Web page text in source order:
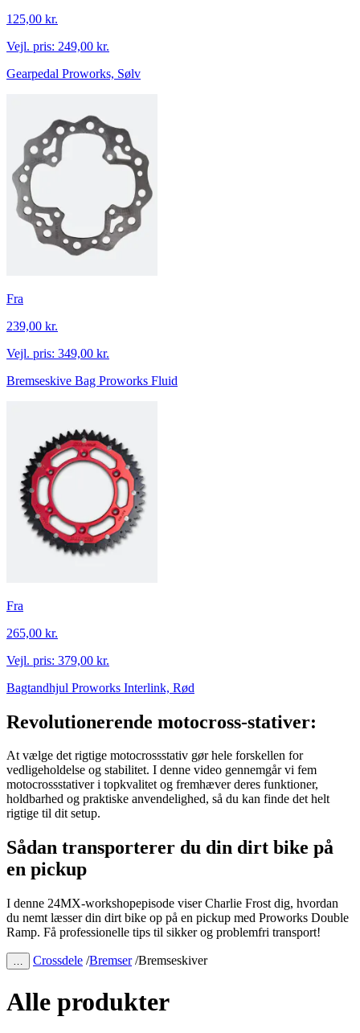
125,00 kr.
Vejl. pris: 249,00 kr.
Gearpedal Proworks, Sølv
Fra
239,00 kr.
Vejl. pris: 349,00 kr.
Bremseskive Bag Proworks Fluid
Fra
265,00 kr.
Vejl. pris: 379,00 kr.
Bagtandhjul Proworks Interlink, Rød
Revolutionerende motocross-stativer:
At vælge det rigtige motocrossstativ gør hele forskellen for
vedligeholdelse og stabilitet. I denne video gennemgår vi fem
motocrossstativer i topkvalitet og fremhæver deres funktioner,
holdbarhed og praktiske anvendelighed, så du kan finde det helt
rigtige til dit setup.
Sådan transporterer du din dirt bike på
en pickup
I denne 24MX-workshopepisode viser Charlie Frost dig, hvordan
du nemt læsser din dirt bike op på en pickup med Proworks Double
Ramp. Få professionelle tips til sikker og problemfri transport!
… Crossdele /Bremser /Bremseskiver
Alle produkter